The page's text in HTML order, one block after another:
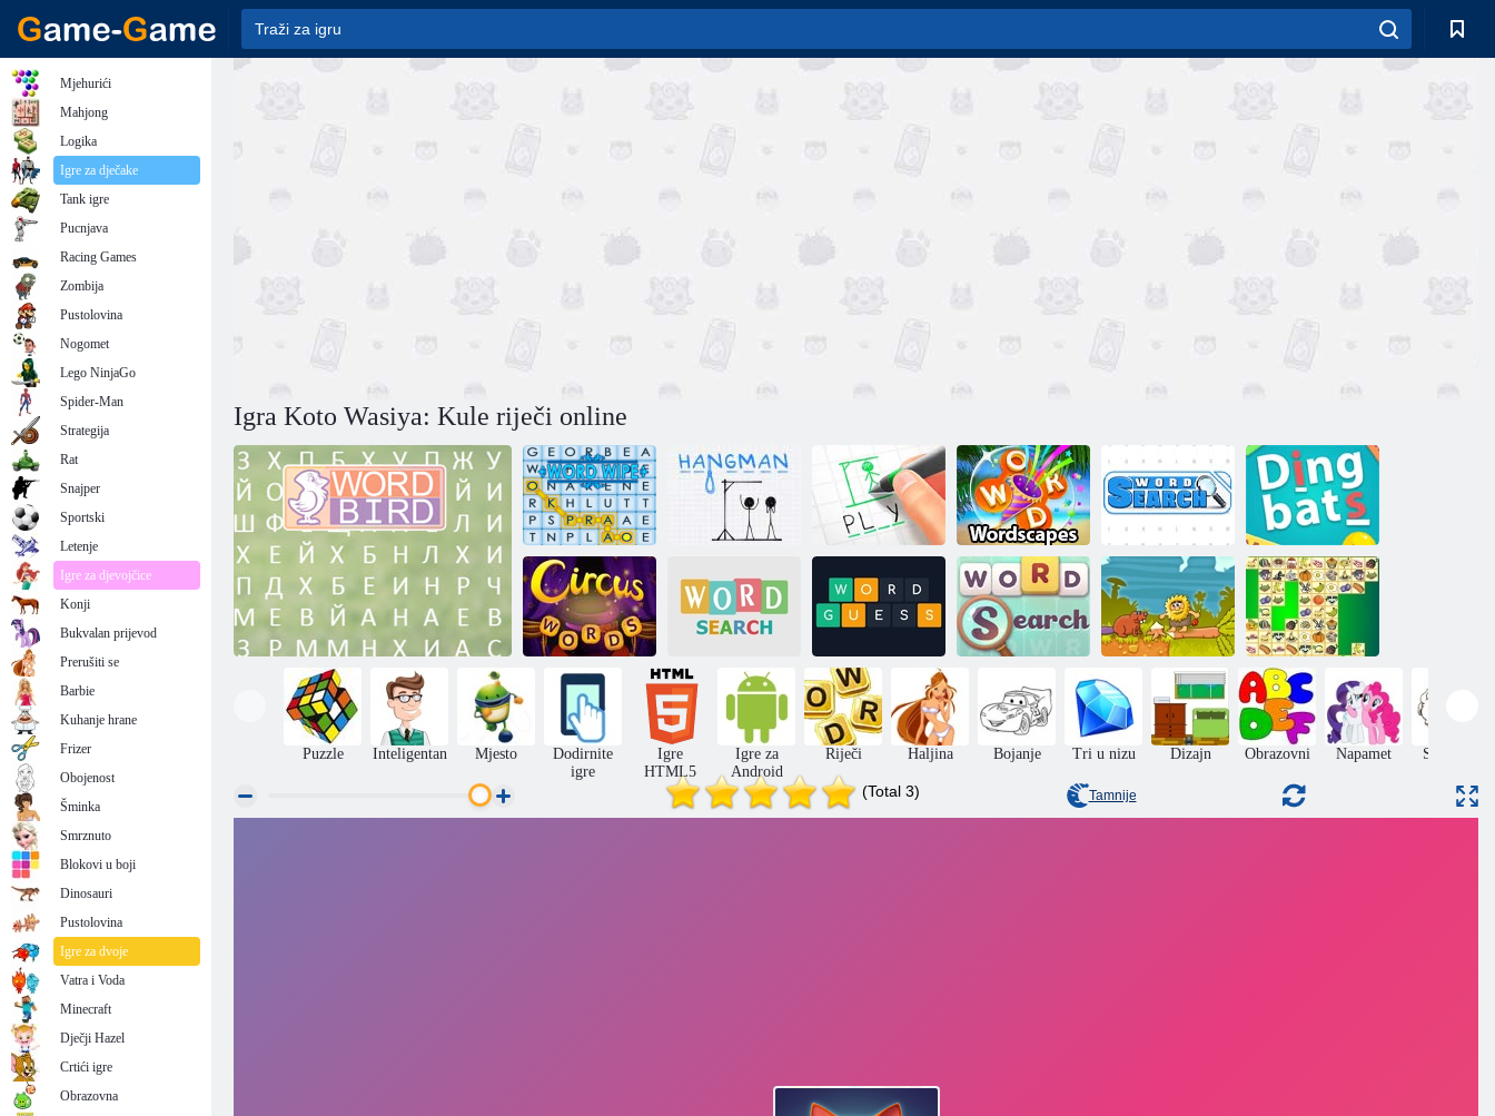
Igra Koto Wasiya: Kule riječi online
Pronađite riječ Izvršitelj Vješala Svijet riječi Tražite riječi Boobies
Karneval riječi
Pretraživanje
riječi
Pogodi riječ
Pretraživanje
riječi
Adam i Eva Kris Mahjong
Puzzle Inteligentan Mjesto
Dodirnite
igre
Igre
HTML5
Igre za
Android
Riječi Haljina Bojanje Tri u nizu Dizajn Obrazovni Napamet Skakanje
(Total 3) Tamnije
Mjehurići
Mahjong
Logika
Igre za dječake
Tank igre
Pucnjava
Racing Games
Zombija
Pustolovina
Nogomet
Lego NinjaGo
Spider-Man
Strategija
Rat
Snajper
Sportski
Letenje
Igre za djevojčice
Konji
Bukvalan prijevod
Prerušiti se
Barbie
Kuhanje hrane
Frizer
Obojenost
Šminka
Smrznuto
Blokovi u boji
Dinosauri
Pustolovina
Igre za dvoje
Vatra i Voda
Minecraft
Dječji Hazel
Crtići igre
Obrazovna